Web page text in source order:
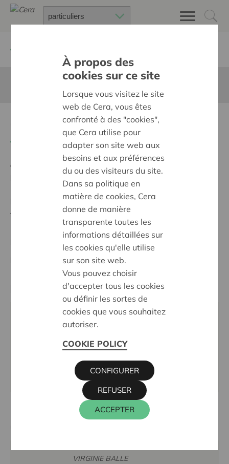
Cera GoodWalk Namur
Ambition:
Des quartiers chaleureux et bienveillants
pour tous
Programme:
Construire des villages et des quartiers
forts, avec des voisins bienveillants
Project national
Dates:
01/07/2021 - 01/07/2023
Partenaire
GOODPLANET BELGIUM, EDINBURGSTRAAT 26,
02 893 08 08
duurzamestad@goodplanet.be
www.goodplanet.be
Cera contact
VIRGINIE BALLE
À propos des
cookies sur ce site
Lorsque vous visitez le site
web de Cera, vous êtes
confronté à des "cookies",
que Cera utilise pour
adapter son site web aux
besoins et aux préférences
du ou des visiteurs du site.
Dans sa politique en
matière de cookies, Cera
donne de manière
transparente toutes les
informations détaillées sur
les cookies qu'elle utilise
sur son site web.
Vous pouvez choisir
d'accepter tous les cookies
ou définir les sortes de
cookies que vous souhaitez
autoriser.
COOKIE POLICY
ACCEPTER
REFUSER
CONFIGURER